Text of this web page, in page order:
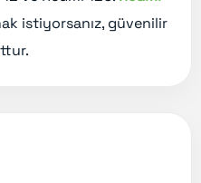
istiyorsanız, güvenilir